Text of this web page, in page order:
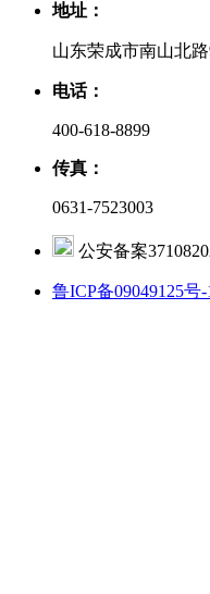
地址：
山东荣成市南山北
电话：
400-618-8899
传真：
0631-7523003
公安备案
鲁ICP备09049125号-